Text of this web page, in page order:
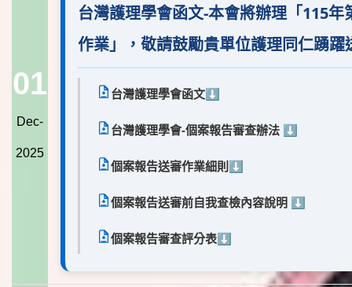
01
Dec-
2025
台灣護理學會函文-本會將辦理「115年
作業」，敬請鼓勵貴單位護理同仁踴躍
台灣護理學會函文⬇️
台灣護理學會-個案報告審查辦法 ⬇️
個案報告送審作業細則 ⬇️
個案報告送審前自我查檢內容說明 ⬇️
個案報告審查評分表⬇️